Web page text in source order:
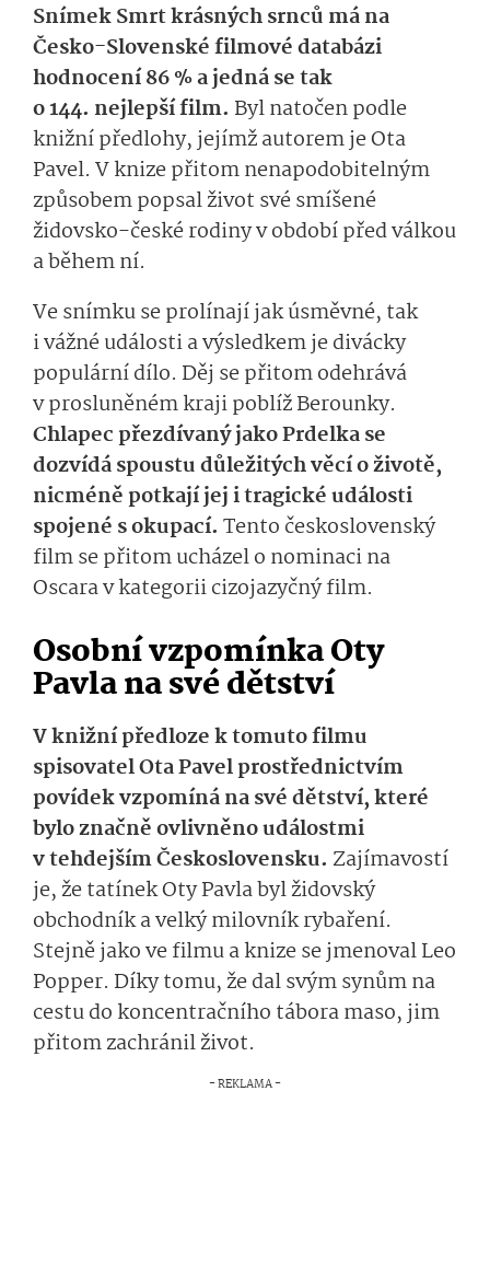
Snímek Smrt krásných srnců má na
Česko-Slovenské filmové databázi
hodnocení 86 % a jedná se tak
o 144. nejlepší film. Byl natočen podle
knižní předlohy, jejímž autorem je Ota
Pavel. V knize přitom nenapodobitelným
způsobem popsal život své smíšené
židovsko-české rodiny v období před válkou
a během ní.
Ve snímku se prolínají jak úsměvné, tak
i vážné události a výsledkem je divácky
populární dílo. Děj se přitom odehrává
v prosluněném kraji poblíž Berounky.
Chlapec přezdívaný jako Prdelka se
dozvídá spoustu důležitých věcí o životě,
nicméně potkají jej i tragické události
spojené s okupací. Tento československý
film se přitom ucházel o nominaci na
Oscara v kategorii cizojazyčný film.
Osobní vzpomínka Oty
Pavla na své dětství
V knižní předloze k tomuto filmu
spisovatel Ota Pavel prostřednictvím
povídek vzpomíná na své dětství, které
bylo značně ovlivněno událostmi
v tehdejším Československu. Zajímavostí
je, že tatínek Oty Pavla byl židovský
obchodník a velký milovník rybaření.
Stejně jako ve filmu a knize se jmenoval Leo
Popper. Díky tomu, že dal svým synům na
cestu do koncentračního tábora maso, jim
přitom zachránil život.